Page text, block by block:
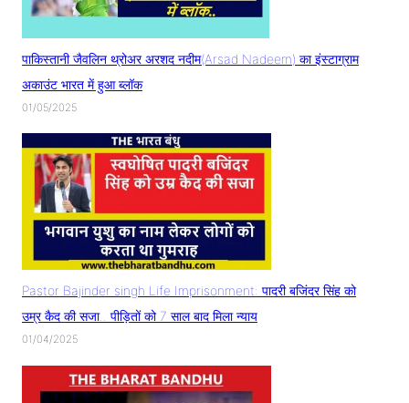
पाकिस्तानी जैवलिन थ्रोअर अरशद नदीम(Arsad Nadeem) का इंस्टाग्राम
अकाउंट भारत में हुआ ब्लॉक
01/05/2025
Pastor Bajinder singh Life Imprisonment: पादरी बजिंदर सिंह को
उम्र कैद की सजा.. पीड़ितों को 7 साल बाद मिला न्याय
01/04/2025